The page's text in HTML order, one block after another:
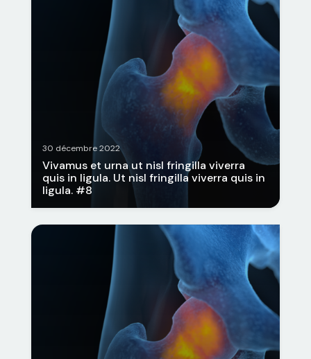
30 décembre 2022
Vivamus et urna ut nisl fringilla viverra
quis in ligula. Ut nisl fringilla viverra quis in
ligula. #8